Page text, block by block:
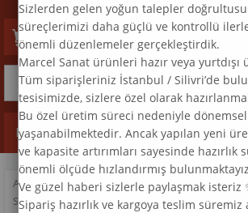
Kategoriler
ANASAYFA > DESEN >
SOFT YAPRAKLAR MARCEL SANAT ELMAS
Sizlerden gelen yoğun talepler
süreçlerimizi daha güçlü ve kontrollü
önemli düzenlemeler gerçekleştirdik.
Marcel Sanat ürünleri hazır veya
Tüm siparişleriniz İstanbul / Silivri’de
tesisimizde, sizlere özel olarak
Bu özel üretim süreci nedeniyle
yaşanabilmektedir. Ancak yapılan yeni
ve kapasite artırımları sayesinde hazırlık
önemli ölçüde hızlandırmış
Ve güzel haberi sizlerle paylaşmak isteriz
Sipariş hazırlık ve kargoya teslim süremiz